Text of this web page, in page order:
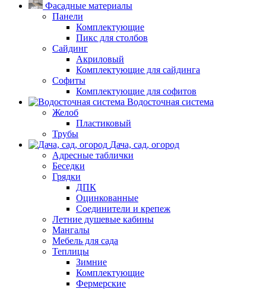
Фасадные материалы
Панели
Комплектующие
Пикс для столбов
Сайдинг
Акриловый
Комплектующие для сайдинга
Софиты
Комплектующие для софитов
Водосточная система
Желоб
Пластиковый
Трубы
Дача, сад, огород
Адресные таблички
Беседки
Грядки
ДПК
Оцинкованные
Соединители и крепеж
Летние душевые кабины
Мангалы
Мебель для сада
Теплицы
Зимние
Комплектующие
Фермерские